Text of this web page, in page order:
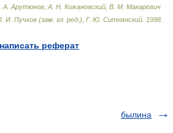
Арутюнов, А. Н. Кожановский, В. М. Макаревич
И. Пучков (зам. гл. ред.), Г. Ю. Ситнянский 1998
реферат
былина